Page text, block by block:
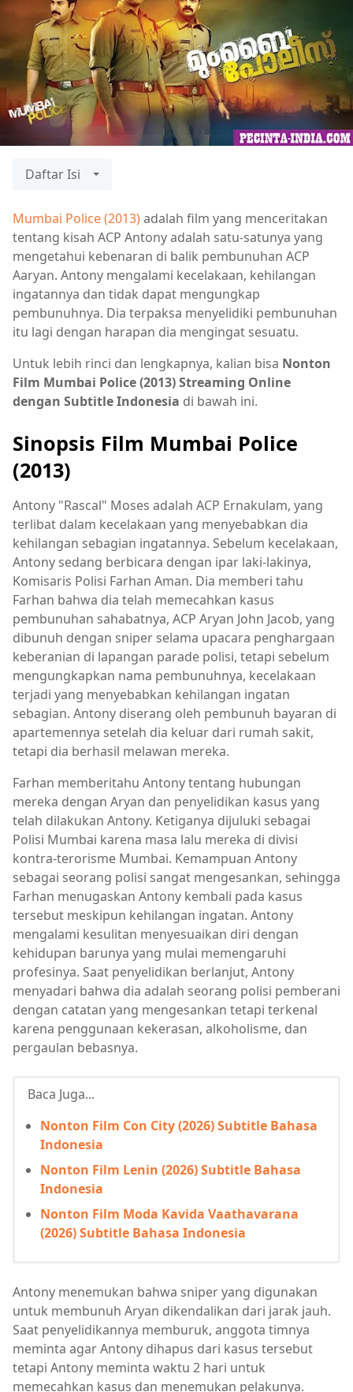
Daftar Isi
Mumbai Police (2013)adalah film yang menceritakan
tentang kisah ACP Antony adalah satu-satunya yang
mengetahui kebenaran di balik pembunuhan ACP
Aaryan. Antony mengalami kecelakaan, kehilangan
ingatannya dan tidak dapat mengungkap
pembunuhnya. Dia terpaksa menyelidiki pembunuhan
itu lagi dengan harapan dia mengingat sesuatu.
Untuk lebih rinci dan lengkapnya, kalian bisa Nonton
Film Mumbai Police (2013) Streaming Online
dengan Subtitle Indonesia di bawah ini.
Sinopsis Film Mumbai Police
(2013)
Antony "Rascal" Moses adalah ACP Ernakulam, yang
terlibat dalam kecelakaan yang menyebabkan dia
kehilangan sebagian ingatannya. Sebelum kecelakaan,
Antony sedang berbicara dengan ipar laki-lakinya,
Komisaris Polisi Farhan Aman. Dia memberi tahu
Farhan bahwa dia telah memecahkan kasus
pembunuhan sahabatnya, ACP Aryan John Jacob, yang
dibunuh dengan sniper selama upacara penghargaan
keberanian di lapangan parade polisi, tetapi sebelum
mengungkapkan nama pembunuhnya, kecelakaan
terjadi yang menyebabkan kehilangan ingatan
sebagian. Antony diserang oleh pembunuh bayaran di
apartemennya setelah dia keluar dari rumah sakit,
tetapi dia berhasil melawan mereka.
Farhan memberitahu Antony tentang hubungan
mereka dengan Aryan dan penyelidikan kasus yang
telah dilakukan Antony. Ketiganya dijuluki sebagai
Polisi Mumbai karena masa lalu mereka di divisi
kontra-terorisme Mumbai. Kemampuan Antony
sebagai seorang polisi sangat mengesankan, sehingga
Farhan menugaskan Antony kembali pada kasus
tersebut meskipun kehilangan ingatan. Antony
mengalami kesulitan menyesuaikan diri dengan
kehidupan barunya yang mulai memengaruhi
profesinya. Saat penyelidikan berlanjut, Antony
menyadari bahwa dia adalah seorang polisi pemberani
dengan catatan yang mengesankan tetapi terkenal
karena penggunaan kekerasan, alkoholisme, dan
pergaulan bebasnya.
Baca Juga...
Nonton Film Con City (2026) Subtitle Bahasa
Indonesia
Nonton Film Lenin (2026) Subtitle Bahasa
Indonesia
Nonton Film Moda Kavida Vaathavarana
(2026) Subtitle Bahasa Indonesia
Antony menemukan bahwa sniper yang digunakan
untuk membunuh Aryan dikendalikan dari jarak jauh.
Saat penyelidikannya memburuk, anggota timnya
meminta agar Antony dihapus dari kasus tersebut
tetapi Antony meminta waktu 2 hari untuk
memecahkan kasus dan menemukan pelakunya.